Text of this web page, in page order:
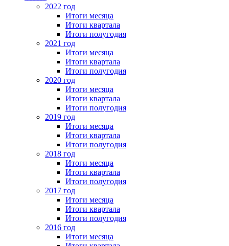
2022 год
Итоги месяца
Итоги квартала
Итоги полугодия
2021 год
Итоги месяца
Итоги квартала
Итоги полугодия
2020 год
Итоги месяца
Итоги квартала
Итоги полугодия
2019 год
Итоги месяца
Итоги квартала
Итоги полугодия
2018 год
Итоги месяца
Итоги квартала
Итоги полугодия
2017 год
Итоги месяца
Итоги квартала
Итоги полугодия
2016 год
Итоги месяца